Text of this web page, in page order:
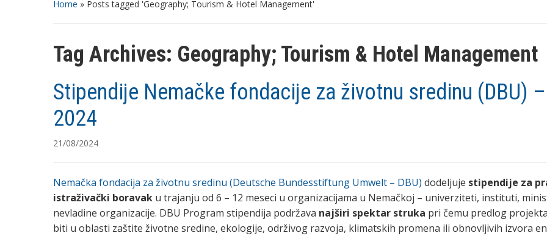
Home » Posts tagged 'Geography; Tourism & Hotel Management'
Tag Archives: Geography; Tourism & Hotel Management
Stipendije Nemačke fondacije za životnu sredinu (DBU) –
2024
21/08/2024
Nemačka fondacija za životnu sredinu (Deutsche Bundesstiftung Umwelt – DBU) dodeljuje stipendije za
istraživački boravak u trajanju od 6 – 12 meseci u organizacijama u Nemačkoj – univerziteti, instituti,
nevladine organizacije. DBU Program stipendija podržava najširi spektar struka pri čemu predlog
biti u oblasti zaštite životne sredine, ekologije, održivog razvoja, klimatskih promena ili obnovljivih izvora